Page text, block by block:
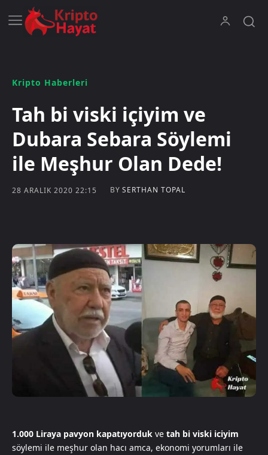
Kripto Haberleri
Tah bi viski içiyim ve
Dubara Sebara Söylemi
ile Meşhur Olan Dede!
28 ARALIK 2020 22:15 BY SERTHAN TOPAL
1.000 Liraya pavyon kapatıyorduk ve tah bi viski iciyim
söylemi ile meşhur olan hacı amca, ekonomi yorumları ile